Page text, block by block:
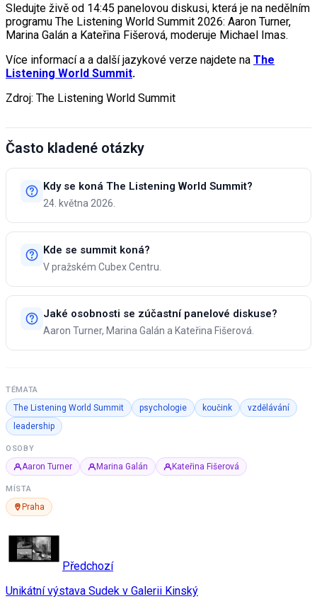
Sledujte živě od 14:45 panelovou diskusi, která je na nedělním
programu The Listening World Summit 2026: Aaron Turner,
Marina Galán a Kateřina Fišerová, moderuje Michael Imas.
Více informací a a další jazykové verze najdete na The
Listening World Summit.
Zdroj: The Listening World Summit
Často kladené otázky
Kdy se koná The Listening World Summit?
24. května 2026.
Kde se summit koná?
V pražském Cubex Centru.
Jaké osobnosti se zúčastní panelové diskuse?
Aaron Turner, Marina Galán a Kateřina Fišerová.
TÉMATA
The Listening World Summit psychologie koučink
vzdělávání
leadership
OSOBY
Aaron Turner Marina Galán Kateřina Fišerová
MÍSTA
Praha
Předchozí
Unikátní výstava Sudek v Galerii Kinský